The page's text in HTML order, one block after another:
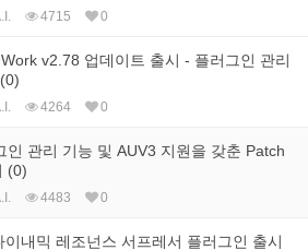
4715 0
v2.78 업데이트 출시 - 플러그인 관리
4264 0
인 관리 기능 및 AUV3 지원을 갖춘 Patch
(0)
4483 0
내믹 레조넌스 서프레서 플러그인 출시